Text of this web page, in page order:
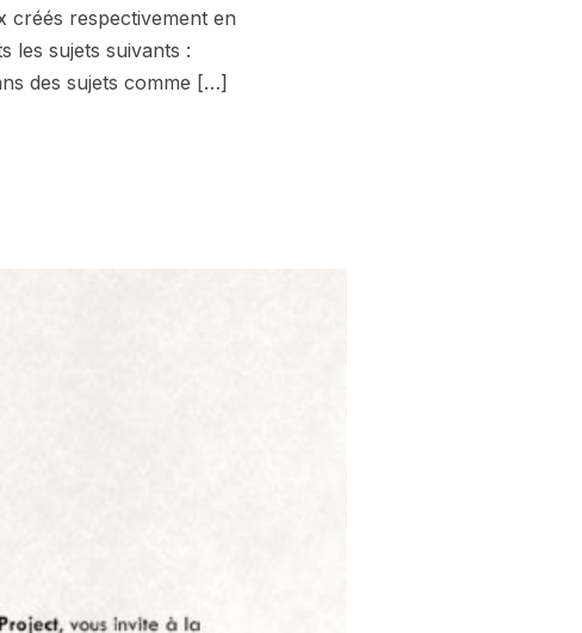
créés respectivement en
les sujets suivants :
des sujets comme […]